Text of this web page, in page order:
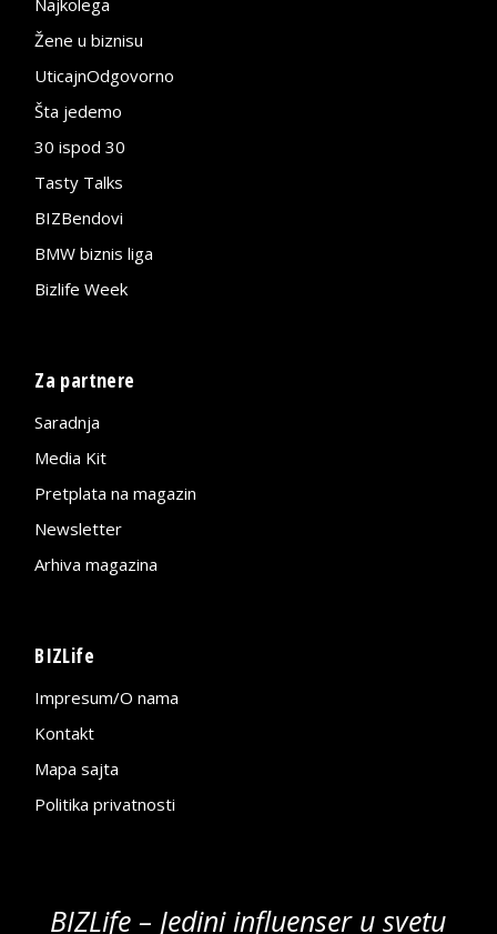
Žene u biznisu
UticajnOdgovorno
Šta jedemo
30 ispod 30
Tasty Talks
BIZBendovi
BMW biznis liga
Bizlife Week
Za partnere
Saradnja
Media Kit
Pretplata na magazin
Newsletter
Arhiva magazina
BIZLife
Impresum/O nama
Kontakt
Mapa sajta
Politika privatnosti
BIZLife – Jedini influenser u svetu